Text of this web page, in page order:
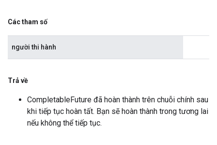
Các tham số
người thi hành
Trả về
CompletableFuture đã hoàn thành trên chuỗi chính sau
khi tiếp tục hoàn tất. Bạn sẽ hoàn thành trong tương lai
nếu không thể tiếp tục.